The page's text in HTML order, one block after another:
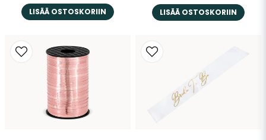
LISÄÄ OSTOSKORIIN LISÄÄ OSTOSKORIIN